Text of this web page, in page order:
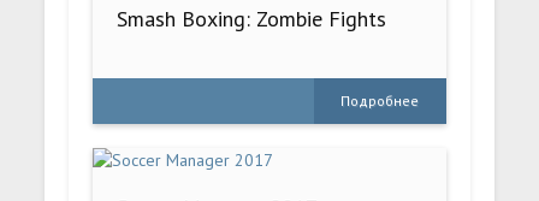
Smash Boxing: Zombie Fights
Подробнее